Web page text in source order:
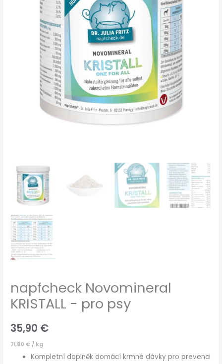
napfcheck Novomineral
KRISTALL - pro psy
35,90 €
71,80€ / kg
Kompletní doplněk domácí krmné dávky pro prevenci